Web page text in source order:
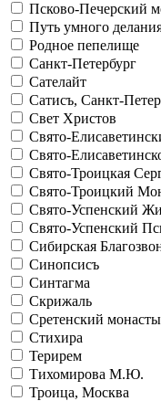
Псково-Печерский
Путь умного
Родное пепелище
Санкт-Петербург
Сателайт
Сатисъ, Санкт-
Свет Христов
Свято-
Свято-
Свято-Троицкая
Свято-Троицкий
Свято-Успенский
Свято-Успенский
Сибирская
Синопсисъ
Синтагма
Скрижаль
Сретенский
Стихира
Терирем
Тихомирова М.Ю.
Троица, Москва